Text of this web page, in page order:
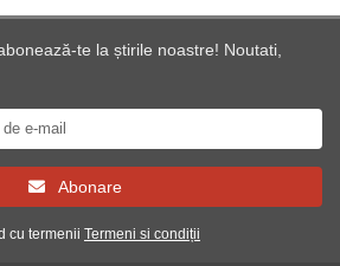
te la știrile noastre! Noutati,
Abonare
cu termenii Termeni si condiții